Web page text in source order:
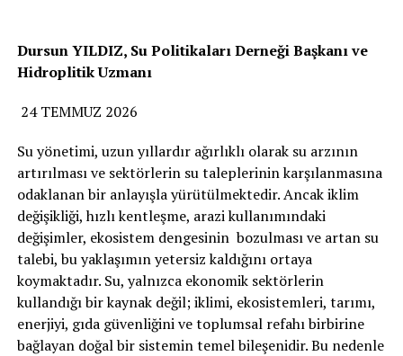
Dursun YILDIZ, Su Politikaları Derneği Başkanı ve
Hidroplitik Uzmanı
24 TEMMUZ 2026
Su yönetimi, uzun yıllardır ağırlıklı olarak su arzının
artırılması ve sektörlerin su taleplerinin karşılanmasına
odaklanan bir anlayışla yürütülmektedir. Ancak iklim
değişikliği, hızlı kentleşme, arazi kullanımındaki
değişimler, ekosistem dengesinin bozulması ve artan su
talebi, bu yaklaşımın yetersiz kaldığını ortaya
koymaktadır. Su, yalnızca ekonomik sektörlerin
kullandığı bir kaynak değil; iklimi, ekosistemleri, tarımı,
enerjiyi, gıda güvenliğini ve toplumsal refahı birbirine
bağlayan doğal bir sistemin temel bileşenidir. Bu nedenle